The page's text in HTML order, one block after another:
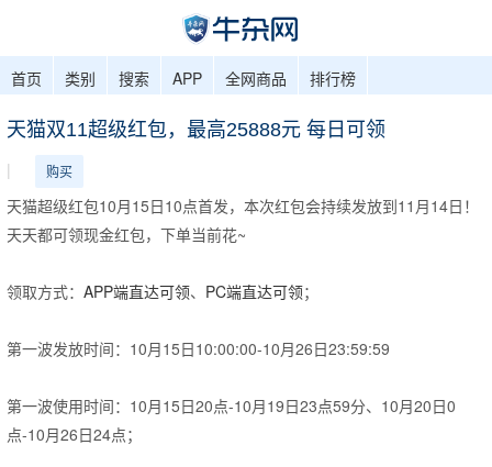
首页 类别 搜索 APP 全网商品 排行榜
天猫双11超级红包，最高25888元 每日可领
|
购买
天猫超级红包10月15日10点首发，本次红包会持续发放到11月14日！
天天都可领现金红包，下单当前花~
领取方式： APP端直达可领、 PC端直达可领；
第一波发放时间：10月15日10:00:00-10月26日23:59:59
第一波使用时间：10月15日20点-10月19日23点59分、10月20日0
点-10月26日24点；